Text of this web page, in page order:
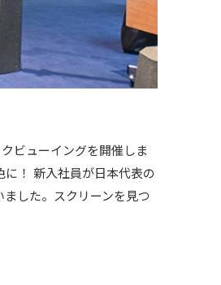
ビューイングを開催しま
に！ 新入社員が日本代表の
した。スクリーンを見つ